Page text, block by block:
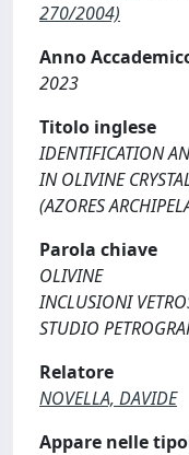
270/2004)
Anno
2023
Titolo inglese
IDENTIFICATION
IN OLIVINE
(AZORES
Parola chiave
OLIVINE
INCLUSIONI
STUDIO
Relatore
NOVELLA, DAVIDE
Appare nelle